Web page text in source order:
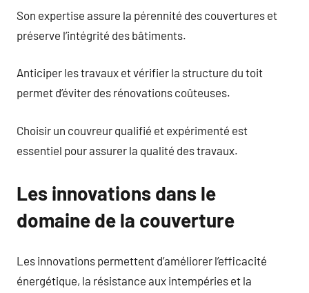
Son expertise assure la pérennité des couvertures et
préserve l’intégrité des bâtiments.
Anticiper les travaux et vérifier la structure du toit
permet d’éviter des rénovations coûteuses.
Choisir un couvreur qualifié et expérimenté est
essentiel pour assurer la qualité des travaux.
Les innovations dans le
domaine de la couverture
Les innovations permettent d’améliorer l’efficacité
énergétique, la résistance aux intempéries et la